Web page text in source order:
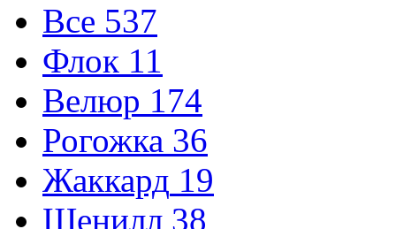
Все 537
Флок 11
Велюр 174
Рогожка 36
Жаккард 19
Шенилл 38